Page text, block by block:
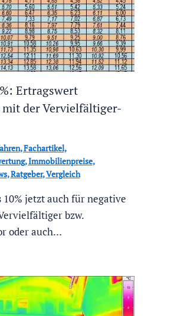
Ertragswert
der Vervielfältiger-
,Fachartikel,
,Immobilienpreise,
,Ratgeber,Vergleich
10% jetzt auch für negative
bzw.
oder auch…